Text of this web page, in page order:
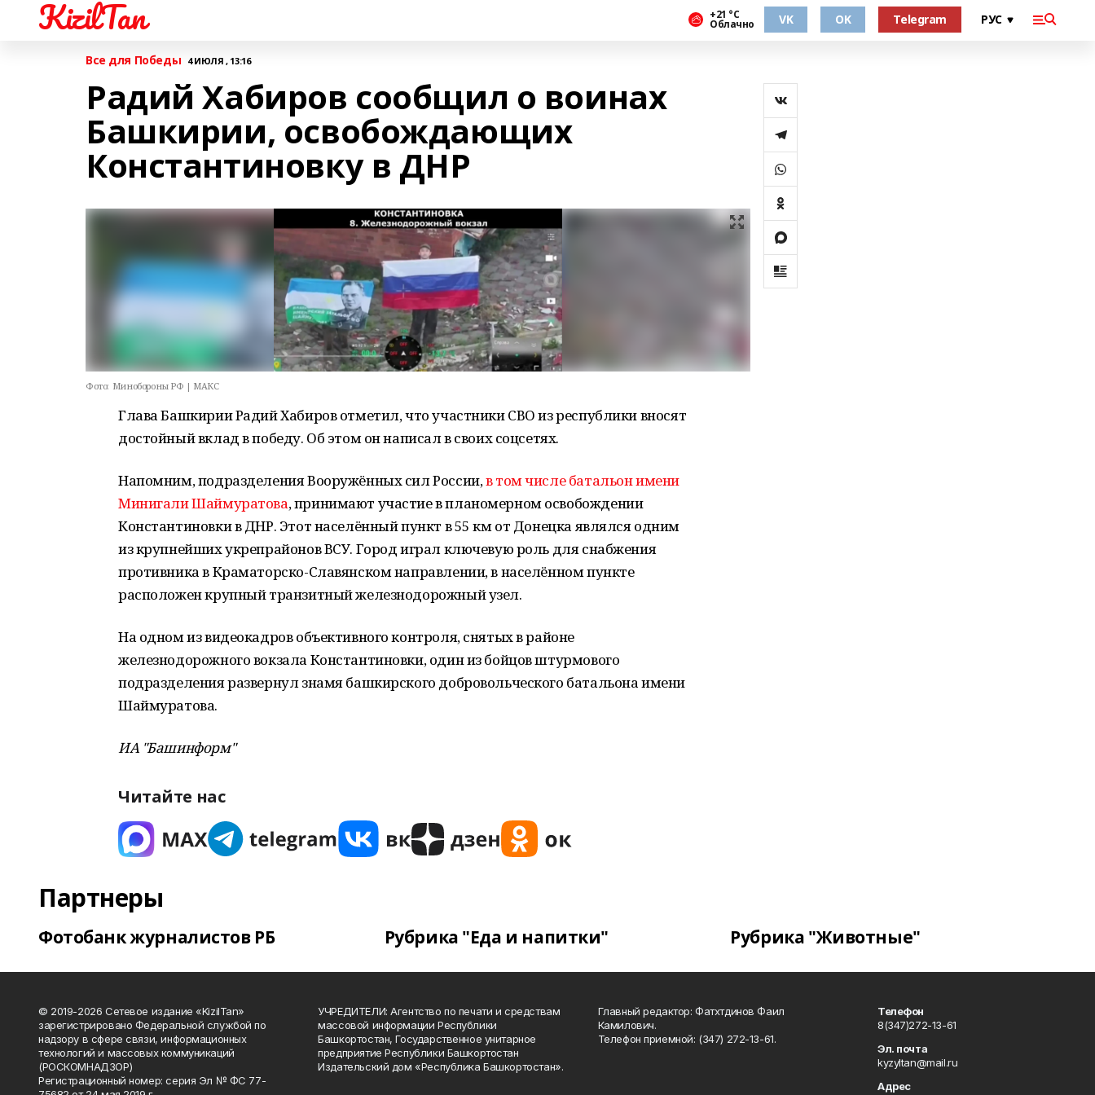
KizilTan +21 °С
Облачно VK OK Telegram
Все для Победы 4 ИЮЛЯ , 13:16
Радий Хабиров сообщил о воинах
Башкирии, освобождающих
Константиновку в ДНР
Фото: Минобороны РФ | МАКС
Глава Башкирии Радий Хабиров отметил, что участники СВО из республики вносят
достойный вклад в победу. Об этом он написал в своих соцсетях.
Напомним, подразделения Вооружённых сил России,в том числе батальон имени
Минигали Шаймуратова, принимают участие в планомерном освобождении
Константиновки в ДНР. Этот населённый пункт в 55 км от Донецка являлся одним
из крупнейших укрепрайонов ВСУ. Город играл ключевую роль для снабжения
противника в Краматорско-Славянском направлении, в населённом пункте
расположен крупный транзитный железнодорожный узел.
На одном из видеокадров объективного контроля, снятых в районе
железнодорожного вокзала Константиновки, один из бойцов штурмового
подразделения развернул знамя башкирского добровольческого батальона имени
Шаймуратова.
ИА "Башинформ"
Читайте нас
Партнеры
Фотобанк журналистов РБ Рубрика "Еда и напитки" Рубрика "Животные"
© 2019-2026 Сетевое издание «KizilTan»
зарегистрировано Федеральной службой по
надзору в сфере связи, информационных
технологий и массовых коммуникаций
(РОСКОМНАДЗОР)
Регистрационный номер: серия Эл № ФС 77-
УЧРЕДИТЕЛИ: Агентство по печати и средствам
массовой информации Республики
Башкортостан, Государственное унитарное
предприятие Республики Башкортостан
Издательский дом «Республика Башкортостан».
Главный редактор: Фатхтдинов Фаил
Камилович.
Телефон приемной: (347) 272-13-61.
Телефон
8(347)272-13-61
Эл. почта
kyzyltan@mail.ru
Адрес